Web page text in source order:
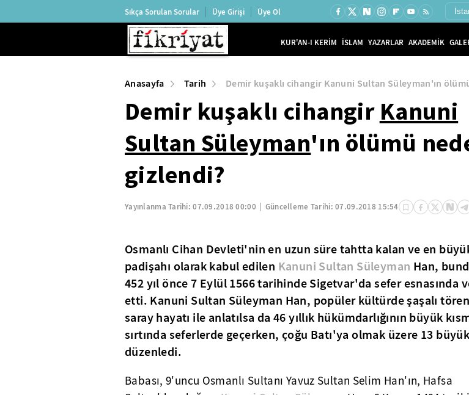
Sıkça Sorulan Sorular Üye Girişi Üye Ol
KUR'AN-I KERİM İSLAM YAZARLAR AKADEMİK
Anasayfa Tarih Demir kuşaklı cihangir Kanuni Sultan Süleyman'ın
Demir kuşaklı cihangir Kanuni
Sultan Süleyman'ın ölümü
gizlendi?
Yayınlanma Tarihi:07.09.2018 00:00 Güncelleme Tarihi:07.09.2018 15:54
Osmanlı Cihan Devleti'nin en uzun süre tahtta kalan ve en
padişahı olarak kabul edilen Kanuni Sultan Süleyman Han,
452 yıl önce 7 Eylül 1566 tarihinde Sigetvar'da sefer esnasında
etti. Kanuni Sultan Süleyman Han, popüler kültürde şaşalı
saray hayatı ile anlatılsa da 46 yıllık hükümdarlığının büyük
sırtında seferlerde geçerken, çoğu Batı'ya olmak üzere 13
düzenledi.
Babası, 9'uncu Osmanlı Sultanı Yavuz Sultan Selim Han'ın, Hafsa